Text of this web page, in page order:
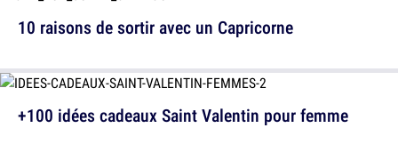
+100 idées cadeaux Saint Valentin pour femme
10 raisons de sortir avec un Capricorne